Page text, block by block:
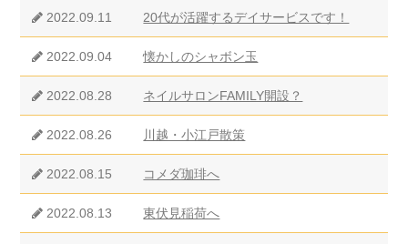
2022.09.11 20代が活躍するデイサービスです！
2022.09.04 懐かしのシャボン玉
2022.08.28 ネイルサロンFAMILY開設？
2022.08.26 川越・小江戸散策
2022.08.15 コメダ珈琲へ
2022.08.13 東伏見稲荷へ